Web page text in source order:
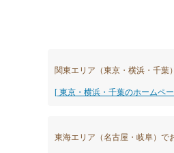
関東エリア（東京・横浜・千葉
[ 東京・横浜・千葉のホームペ
東海エリア（名古屋・岐阜）で